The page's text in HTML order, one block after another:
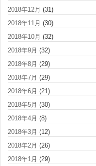
2018年12月 (31)
2018年11月 (30)
2018年10月 (32)
2018年9月 (32)
2018年8月 (29)
2018年7月 (29)
2018年6月 (21)
2018年5月 (30)
2018年4月 (8)
2018年3月 (12)
2018年2月 (26)
2018年1月 (29)